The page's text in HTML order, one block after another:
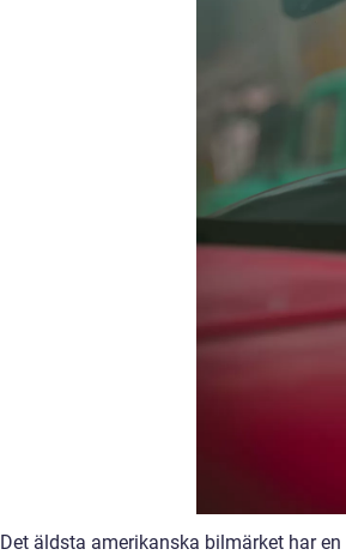
Det äldsta amerikanska bilmärket har